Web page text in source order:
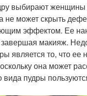
выбирают женщины
не может скрыть
эффектом. Ее
макияж.
является то, что ее
она может
вида пудры